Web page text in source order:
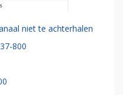
niet te achterhalen
800